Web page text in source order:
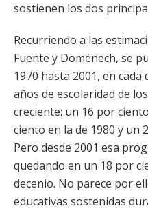
sostienen los dos
Recurriendo a las
Fuente y Doménech, se
1970 hasta 2001, en
años de escolaridad de
creciente: un 16 por
ciento en la de 1980 y un
Pero desde 2001 esa
quedando en un 18 por
decenio. No parece por
educativas sostenidas